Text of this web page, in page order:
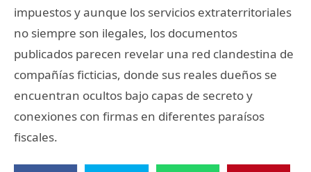
impuestos y aunque los servicios extraterritoriales
no siempre son ilegales, los documentos
publicados parecen revelar una red clandestina de
compañías ficticias, donde sus reales dueños se
encuentran ocultos bajo capas de secreto y
conexiones con firmas en diferentes paraísos
fiscales.